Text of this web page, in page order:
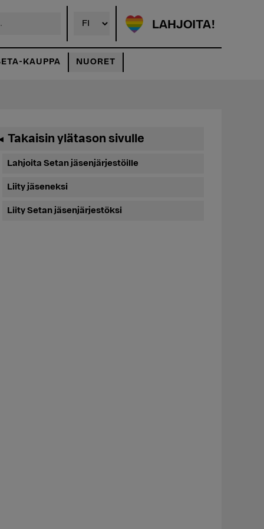
LAHJOITA!
KAUPPA NUORET
Takaisin ylätason sivulle
Lahjoita Setan jäsenjärjestöille
Liity jäseneksi
Liity Setan jäsenjärjestöksi